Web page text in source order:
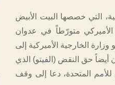
التي خصصها البيت الأبيض
الأميركي متورّطاً في عدوان
الخارجية الأميركية إلى
أيضاً حق النقض (الفيتو) الذي
للأمم المتحدة، دعا إلى وقف